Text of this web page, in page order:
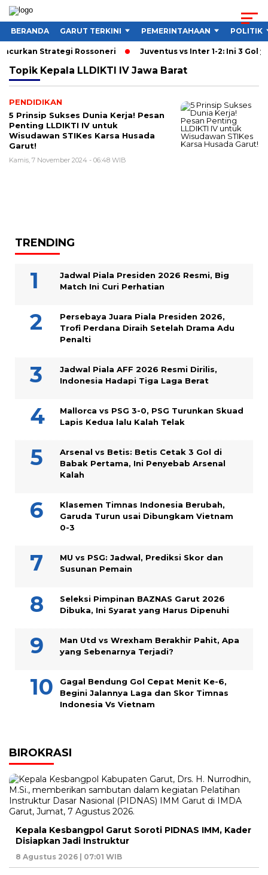
BERANDA GARUT TERKINI PEMERINTAHAAN POLITIK
Strategi Rossoneri Juventus vs Inter 1-2: Ini 3 Gol
Topik Kepala LLDIKTI IV Jawa Barat
PENDIDIKAN
5 Prinsip Sukses Dunia Kerja! Pesan
Penting LLDIKTI IV untuk
Wisudawan STIKes Karsa Husada
Garut!
Kamis, 7 November 2024 - 06:48 WIB
TRENDING
Jadwal Piala Presiden 2026 Resmi, Big
Match Ini Curi Perhatian
Persebaya Juara Piala Presiden 2026,
Trofi Perdana Diraih Setelah Drama Adu
Penalti
Jadwal Piala AFF 2026 Resmi Dirilis,
Indonesia Hadapi Tiga Laga Berat
Mallorca vs PSG 3-0, PSG Turunkan Skuad
Lapis Kedua lalu Kalah Telak
Arsenal vs Betis: Betis Cetak 3 Gol di
Babak Pertama, Ini Penyebab Arsenal
Kalah
Klasemen Timnas Indonesia Berubah,
Garuda Turun usai Dibungkam Vietnam
0-3
MU vs PSG: Jadwal, Prediksi Skor dan
Susunan Pemain
Seleksi Pimpinan BAZNAS Garut 2026
Dibuka, Ini Syarat yang Harus Dipenuhi
Man Utd vs Wrexham Berakhir Pahit, Apa
yang Sebenarnya Terjadi?
Gagal Bendung Gol Cepat Menit Ke-6,
Begini Jalannya Laga dan Skor Timnas
Indonesia Vs Vietnam
BIROKRASI
Kepala Kesbangpol Garut Soroti PIDNAS IMM, Kader
Disiapkan Jadi Instruktur
8 Agustus 2026 | 07:01 WIB